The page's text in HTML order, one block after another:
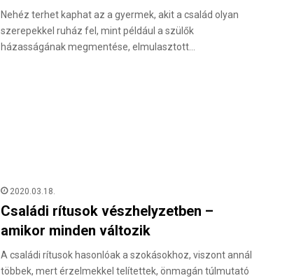
Nehéz terhet kaphat az a gyermek, akit a család olyan
szerepekkel ruház fel, mint például a szülők
házasságának megmentése, elmulasztott…
2020.03.18.
Családi rítusok vészhelyzetben –
amikor minden változik
A családi rítusok hasonlóak a szokásokhoz, viszont annál
többek, mert érzelmekkel telítettek, önmagán túlmutató